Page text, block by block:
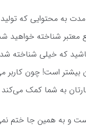
به محتوایی که
شناخته خواهید
که خیلی شناخته
بیشتر است! چون کاربر
به شما کمک
و به همین جا ختم